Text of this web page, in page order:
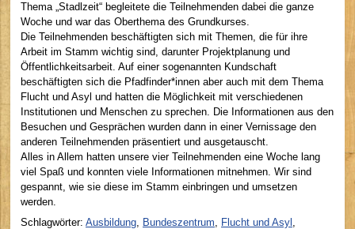
Thema „Stadlzeit“ begleitete die Teilnehmenden dabei die ganze
Woche und war das Oberthema des Grundkurses.
Die Teilnehmenden beschäftigten sich mit Themen, die für ihre
Arbeit im Stamm wichtig sind, darunter Projektplanung und
Öffentlichkeitsarbeit. Auf einer sogenannten Kundschaft
beschäftigten sich die Pfadfinder*innen aber auch mit dem Thema
Flucht und Asyl und hatten die Möglichkeit mit verschiedenen
Institutionen und Menschen zu sprechen. Die Informationen aus den
Besuchen und Gesprächen wurden dann in einer Vernissage den
anderen Teilnehmenden präsentiert und ausgetauscht.
Alles in Allem hatten unsere vier Teilnehmenden eine Woche lang
viel Spaß und konnten viele Informationen mitnehmen. Wir sind
gespannt, wie sie diese im Stamm einbringen und umsetzen
werden.
Schlagwörter: Ausbildung Bundeszentrum Flucht und Asyl